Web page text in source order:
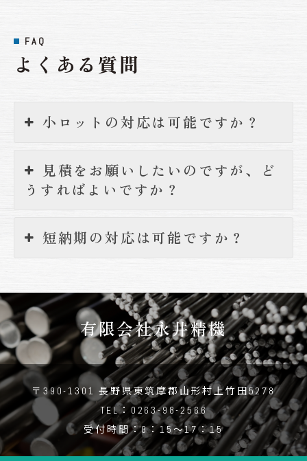
FAQ
よくある質問
小ロットの対応は可能ですか？
見積をお願いしたいのですが、ど
うすればよいですか？
短納期の対応は可能ですか？
有限会社永井精機
〒390-1301 長野県東筑摩郡山形村上竹田5278
TEL：0263-98-2566
受付時間：8：15～17：15